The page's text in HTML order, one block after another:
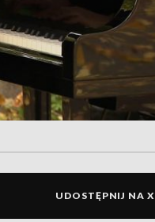
UDOSTĘPNIJ NA X